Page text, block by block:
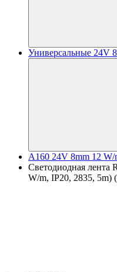
Универсальные 24V
A160 24V 8mm 12 W/
Светодиодная лента
W/m, IP20, 2835,